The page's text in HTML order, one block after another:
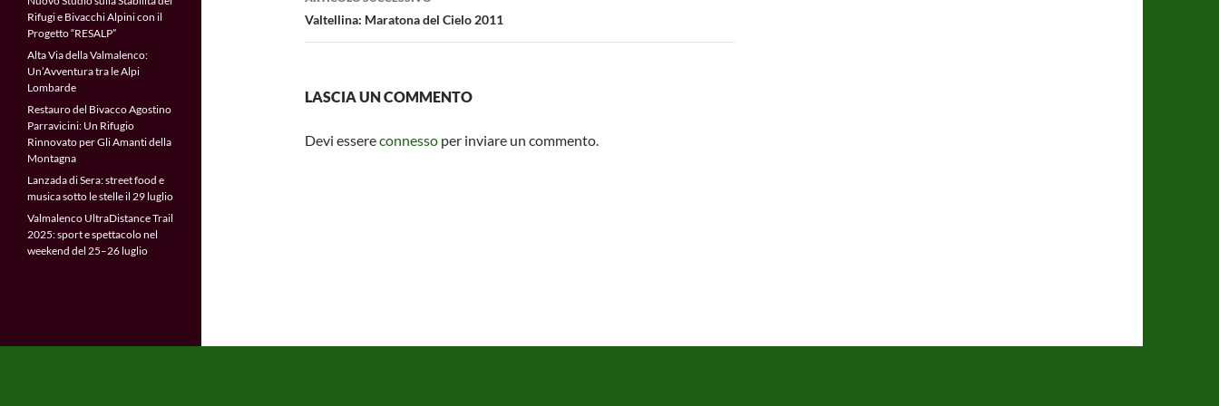
Valtellina: Maratona del Cielo 2011
LASCIA UN COMMENTO
Devi essereconnesso per inviare un commento.
Rifugi e Bivacchi Alpini con il
Progetto “RESALP”
Alta Via della Valmalenco:
Un’Avventura tra le Alpi
Lombarde
Restauro del Bivacco Agostino
Parravicini: Un Rifugio
Rinnovato per Gli Amanti della
Montagna
Lanzada di Sera: street food e
musica sotto le stelle il 29 luglio
Valmalenco UltraDistance Trail
2025: sport e spettacolo nel
weekend del 25–26 luglio